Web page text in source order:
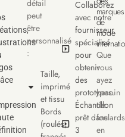
détail
peut
être
personnalisé
:
Taille,
imprimé
et tissu
Bords
(roulés,
Collaborez
avec notre
fournisseur
spécialisé
pour
obtenir
des
prototypes.
Échantillon
prêt dans
3
marques
de
mode
Que
vous
ayez
besoin
de
foulards
en